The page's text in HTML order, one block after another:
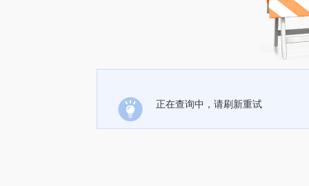
正在查询中，请刷新重试